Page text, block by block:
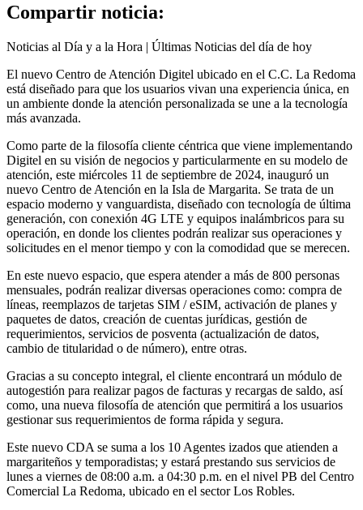
Compartir noticia:
Noticias al Día y a la Hora | Últimas Noticias del día de hoy
El nuevo Centro de Atención Digitel ubicado en el C.C. La Redoma
está diseñado para que los usuarios vivan una experiencia única, en
un ambiente donde la atención personalizada se une a la tecnología
más avanzada.
Como parte de la filosofía cliente céntrica que viene implementando
Digitel en su visión de negocios y particularmente en su modelo de
atención, este miércoles 11 de septiembre de 2024, inauguró un
nuevo Centro de Atención en la Isla de Margarita. Se trata de un
espacio moderno y vanguardista, diseñado con tecnología de última
generación, con conexión 4G LTE y equipos inalámbricos para su
operación, en donde los clientes podrán realizar sus operaciones y
solicitudes en el menor tiempo y con la comodidad que se merecen.
En este nuevo espacio, que espera atender a más de 800 personas
mensuales, podrán realizar diversas operaciones como: compra de
líneas, reemplazos de tarjetas SIM / eSIM, activación de planes y
paquetes de datos, creación de cuentas jurídicas, gestión de
requerimientos, servicios de posventa (actualización de datos,
cambio de titularidad o de número), entre otras.
Gracias a su concepto integral, el cliente encontrará un módulo de
autogestión para realizar pagos de facturas y recargas de saldo, así
como, una nueva filosofía de atención que permitirá a los usuarios
gestionar sus requerimientos de forma rápida y segura.
Este nuevo CDA se suma a los 10 Agentes izados que atienden a
margariteños y temporadistas; y estará prestando sus servicios de
lunes a viernes de 08:00 a.m. a 04:30 p.m. en el nivel PB del Centro
Comercial La Redoma, ubicado en el sector Los Robles.